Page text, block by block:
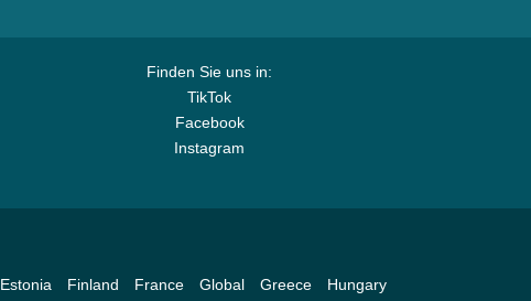
Finden Sie uns in:
TikTok
Facebook
Instagram
Estonia Finland France Global Greece Hungary